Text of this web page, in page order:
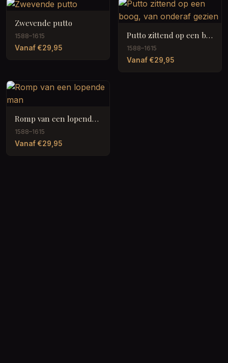
Zwevende putto
1588–1615
Vanaf €29,95
Putto zittend op een boog, van onderaf gezien
1588–1615
Vanaf €29,95
Romp van een lopende man
1588–1615
Vanaf €29,95